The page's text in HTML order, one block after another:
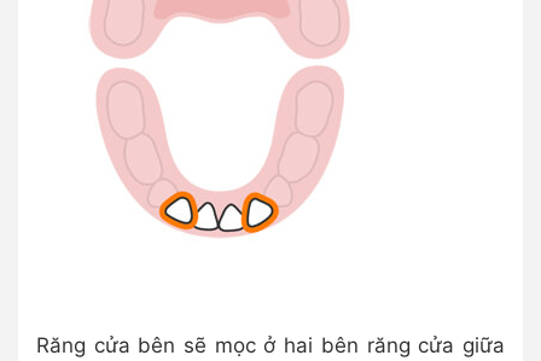
Răng cửa bên sẽ mọc ở hai bên răng cửa giữa